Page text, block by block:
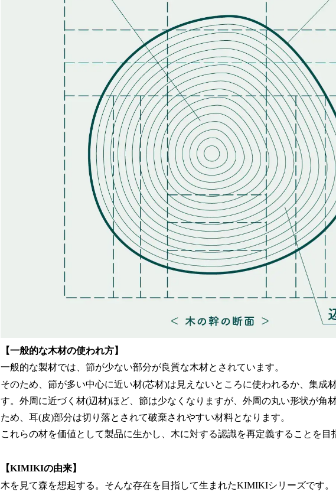
【一般的な木材の使われ方】
一般的な製材では、節が少ない部分が良質な木材とされています。
そのため、節が多い中心に近い材(芯材)は見えないところに使われるか、集成
す。外周に近づく材(辺材)ほど、節は少なくなりますが、外周の丸い形状が角
ため、耳(皮)部分は切り落とされて破棄されやすい材料となります。
これらの材を価値として製品に生かし、木に対する認識を再定義することを目
【KIMIKIの由来】
木を見て森を想起する。そんな存在を目指して生まれたKIMIKIシリーズです。